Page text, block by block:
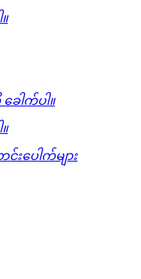
ေါက်ပါ။
းပေါက်များ